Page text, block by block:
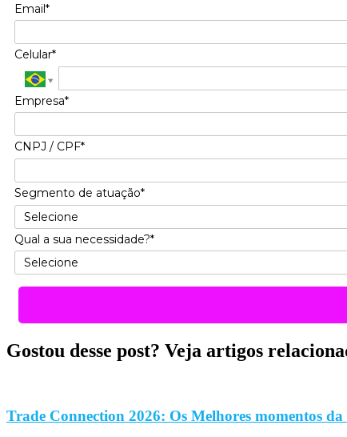
Email*
Celular*
Empresa*
CNPJ / CPF*
Segmento de atuação*
Qual a sua necessidade?*
Gostou desse post? Veja artigos
Trade Connection 2026: Os Melhores momentos